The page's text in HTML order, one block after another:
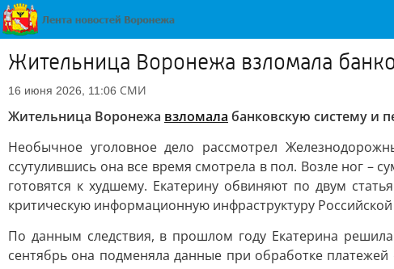
Жительница Воронежа взломала
16 июня 2026, 11:06 СМИ
Жительница Воронежа взломала банковскую систему и
Необычное уголовное дело рассмотрел
ссутулившись она все время смотрела в пол. Возле ног –
готовятся к худшему. Екатерину обвиняют по двум
критическую информационную инфраструктуру
По данным следствия, в прошлом году Екатерина
сентябрь она подменяла данные при обработке